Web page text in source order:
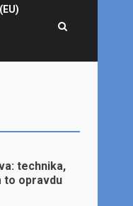
technika,
to opravdu